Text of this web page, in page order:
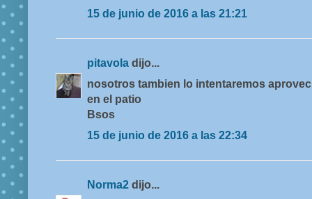
15 de junio de 2016 a las 21:21
pitavola dijo...
nosotros tambien lo intentaremos
en el patio
Bsos
15 de junio de 2016 a las 22:34
Norma2 dijo...